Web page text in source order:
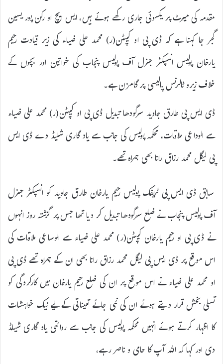
مقدمہ کی میرٹ پر یکسوئی جاری رکھے ہوئے ہیں، ایس ایچ او رکن پور یسین
گجر جا کہنا ہے کہ ڈی پی او کیپٹن(ر) محمد علی ضیاء کی زیر قیادت رحیم
یارخان پولیس انسپکٹر جنرل آف پولیس پنجاب کی خواتین اور بچوں کے
خلاف زیرو ٹالرنس پالیسی پر گامزن ہے۔
ڈی ایس پی طارق جاوید سرگودھا تبدیل ڈی پی او کیپٹن(ر) محمد علی ضیاء
سے الوداعی ملاقات، محکمہ پولیس کی جانب سے یاد گاری شلیڈ دے ڈی ایس
پی لیگل محمد رزاق رانا بھی ہمراہ تھے۔
سابق ڈی ایس پی ٹریفک پولیس رحیم یارخان طارق جاوید کو انسپکٹر جنرل
آف پولیس پنجاب نے ضلع سرگودھا تبدیل کر دیا تھا جس پر گزشتہ روز انہوں
نے ڈی پی او رحیم یارخان کیپٹن(ر) محمد علی ضیاء سے الوساعی ملاقات کی
اس موقع پر ڈی ایس پی لیگل محمد رزاق رانا بھی ان کے ہمراہ تھے ڈی پی
او محمد علی ضیاء نے اس موقع پر ان کی ضلع رحیم یارخان میں کارکردگی کو
تسلی بخش قرار دیتے ہوئے ان کی نئی جائے تعیناتی کے لیے نیک خواہشات
کا اظہار کرتے ہوئے انہیں محکمہ پولیس کی جانب سے روائتی یاد گاری شیلڈ
دی اور کہا کہ اللہ آپ کا حامی و ناصر رہے،